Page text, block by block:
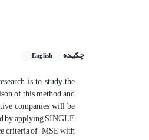
چکیده
English
is to study the
of this method and
companies will be
by applying SINGLE
criteria of MSE with